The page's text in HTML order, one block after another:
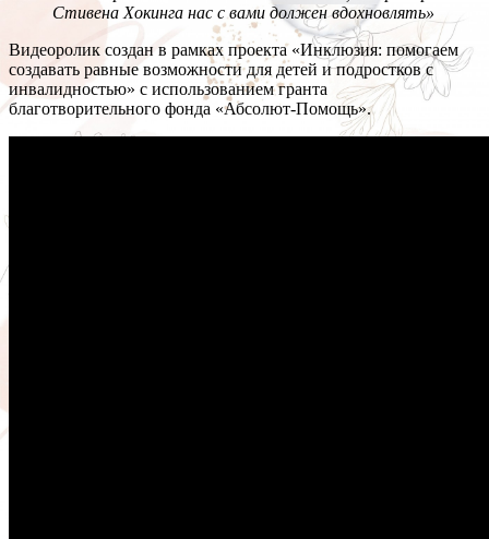
Стивена Хокинга нас с вами должен вдохновлять»
Видеоролик создан в рамках проекта «Инклюзия: помогаем
создавать равные возможности для детей и подростков с
инвалидностью» с использованием гранта
благотворительного фонда «Абсолют-Помощь».